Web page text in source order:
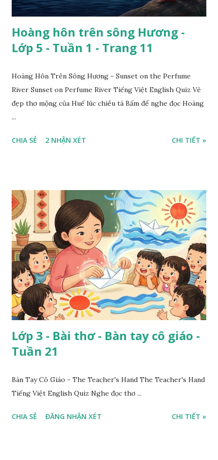
Hoàng hôn trên sông Hương -
Lớp 5 - Tuần 1 - Trang 11
Hoàng Hôn Trên Sông Hương - Sunset on the Perfume
River Sunset on Perfume River Tiếng Việt English Quiz Vẻ
đẹp thơ mộng của Huế lúc chiều tà Bấm để nghe đọc Hoàng
...
CHIA SẺ 2 NHẬN XÉT CHI TIẾT »
Lớp 3 - Bài thơ - Bàn tay cô giáo -
Tuần 21
Bàn Tay Cô Giáo - The Teacher's Hand The Teacher's Hand
Tiếng Việt English Quiz Nghe đọc thơ ...
CHIA SẺ ĐĂNG NHẬN XÉT CHI TIẾT »